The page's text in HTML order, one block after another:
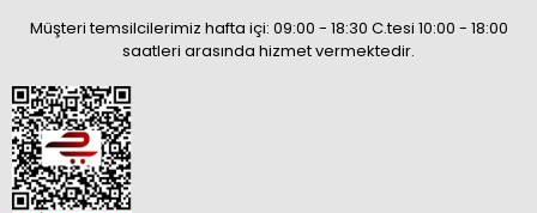
Müşteri temsilcilerimiz hafta içi: 09:00 - 18:30 C.tesi 10:00 - 18:00
saatleri arasında hizmet vermektedir.